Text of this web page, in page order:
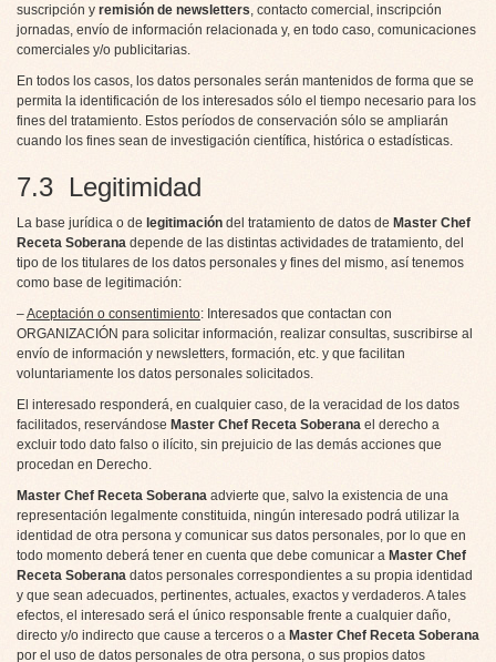
suscripción y remisión de newsletters, contacto comercial, inscripción
jornadas, envío de información relacionada y, en todo caso, comunicaciones
comerciales y/o publicitarias.
En todos los casos, los datos personales serán mantenidos de forma que se
permita la identificación de los interesados sólo el tiempo necesario para los
fines del tratamiento. Estos períodos de conservación sólo se ampliarán
cuando los fines sean de investigación científica, histórica o estadísticas.
7.3 Legitimidad
La base jurídica o de legitimación del tratamiento de datos de Master Chef
Receta Soberana depende de las distintas actividades de tratamiento, del
tipo de los titulares de los datos personales y fines del mismo, así tenemos
como base de legitimación:
–Aceptación o consentimiento: Interesados que contactan con
ORGANIZACIÓN para solicitar información, realizar consultas, suscribirse al
envío de información y newsletters, formación, etc. y que facilitan
voluntariamente los datos personales solicitados.
El interesado responderá, en cualquier caso, de la veracidad de los datos
facilitados, reservándose Master Chef Receta Soberana el derecho a
excluir todo dato falso o ilícito, sin prejuicio de las demás acciones que
procedan en Derecho.
Master Chef Receta Soberana advierte que, salvo la existencia de una
representación legalmente constituida, ningún interesado podrá utilizar la
identidad de otra persona y comunicar sus datos personales, por lo que en
todo momento deberá tener en cuenta que debe comunicar a Master Chef
Receta Soberana datos personales correspondientes a su propia identidad
y que sean adecuados, pertinentes, actuales, exactos y verdaderos. A tales
efectos, el interesado será el único responsable frente a cualquier daño,
directo y/o indirecto que cause a terceros o a Master Chef Receta Soberana
por el uso de datos personales de otra persona, o sus propios datos